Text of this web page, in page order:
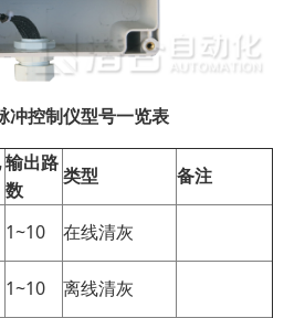
冲控制仪型号一览表
输出路
数
类型
备注
1~10
在线清灰
1~10
离线清灰